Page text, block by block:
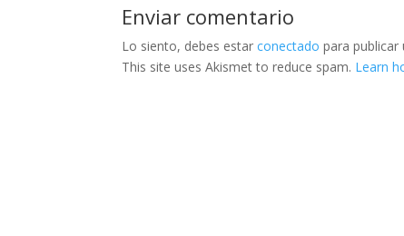
Enviar comentario
Lo siento, debes estarconectado para publicar
This site uses Akismet to reduce spam. Learn